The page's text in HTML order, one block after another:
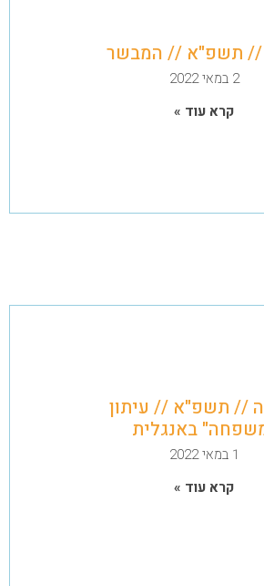
תשפ"א // המבשר
2 במאי 2022
קרא עוד »
// תשפ"א // עיתון
באנגלית
1 במאי 2022
קרא עוד »